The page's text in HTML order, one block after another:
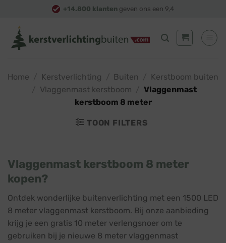
content
+14.800 klanten geven ons een 9,4
Home Kerstverlichting Buiten
Kerstboom buiten
Vlaggenmast kerstboom
Vlaggenmast
kerstboom 8 meter
TOON FILTERS
Vlaggenmast kerstboom 8 meter
kopen?
Ontdek wonderlijke buitenverlichting met een 1500 LED
8 meter vlaggenmast kerstboom. Bij onze aanbieding
krijg je een gratis 10 meter verlengsnoer om te
gebruiken bij je nieuwe 8 meter vlaggenmast